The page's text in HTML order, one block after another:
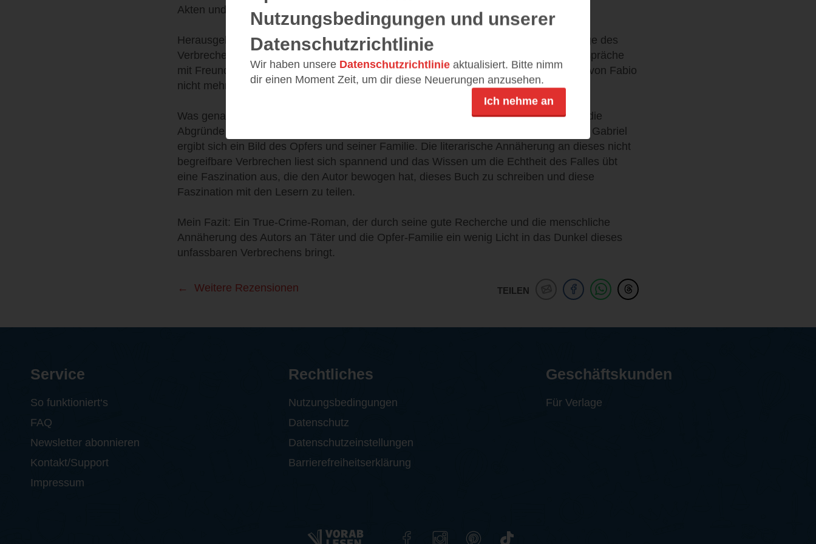
Akten und spricht mit den Angehörigen des Opfers aber auch dem Täter.
Herausgekommen ist eine Art Protokoll, die dem Wunsch entsprungen ist, eine Abfolge des
Verbrechens, das Fabio, der unscheinbare Täter, nur unzureichend schildert. Die Gespräche
mit Freunden von Fabio aber auch von Gabriel, dem jungen Mann, der die Wohnung von Fabio
nicht mehr lebend verlassen wird, lassen einige Fragen offen.
Was genau geschehen ist, lässt sich nur vermuten, doch in den Gesprächen werden die
Abgründe des Täters ein wenig offenbar und durch die Treffen mit der Schwester von Gabriel
ergibt sich ein Bild des Opfers und seiner Familie. Die literarische Annäherung an dieses nicht
begreifbare Verbrechen liest sich spannend und das Wissen um die Echtheit des Falles übt
eine Faszination aus, die den Autor bewogen hat, dieses Buch zu schreiben und diese
Faszination mit den Lesern zu teilen.
Mein Fazit: Ein True-Crime-Roman, der durch seine gute Recherche und die menschliche
Annäherung des Autors an Täter und die Opfer-Familie ein wenig Licht in das Dunkel dieses
unfassbaren Verbrechens bringt.
TEILEN
Weitere Rezensionen
Nutzungsbedingungen und unserer
Datenschutzrichtlinie
Wir haben unsere Datenschutzrichtlinie aktualisiert. Bitte nimm
dir einen Moment Zeit, um dir diese Neuerungen anzusehen.
Ich nehme an
Service
So funktioniert‘s
FAQ
Newsletter abonnieren
Kontakt/Support
Impressum
Rechtliches
Nutzungsbedingungen
Datenschutz
Datenschutzeinstellungen
Barrierefreiheitserklärung
Geschäftskunden
Für Verlage